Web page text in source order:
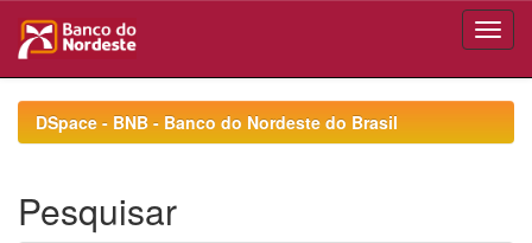
navigationDSpace - BNB - Banco do Nordeste do Brasil
Pesquisar